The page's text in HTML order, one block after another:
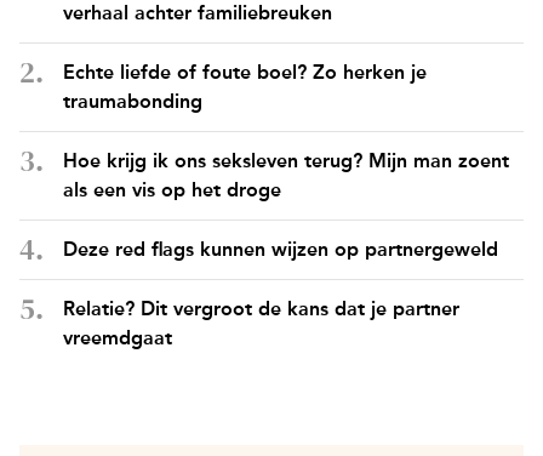
verhaal achter familiebreuken
Echte liefde of foute boel? Zo herken je
traumabonding
Hoe krijg ik ons seksleven terug? Mijn man zoent
als een vis op het droge
Deze red flags kunnen wijzen op partnergeweld
Relatie? Dit vergroot de kans dat je partner
vreemdgaat